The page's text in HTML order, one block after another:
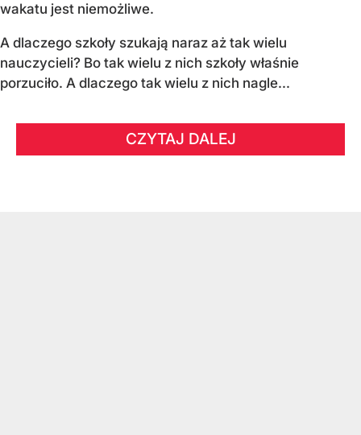
wakatu jest niemożliwe.
A dlaczego szkoły szukają naraz aż tak wielu
nauczycieli? Bo tak wielu z nich szkoły właśnie
porzuciło. A dlaczego tak wielu z nich nagle...
CZYTAJ DALEJ